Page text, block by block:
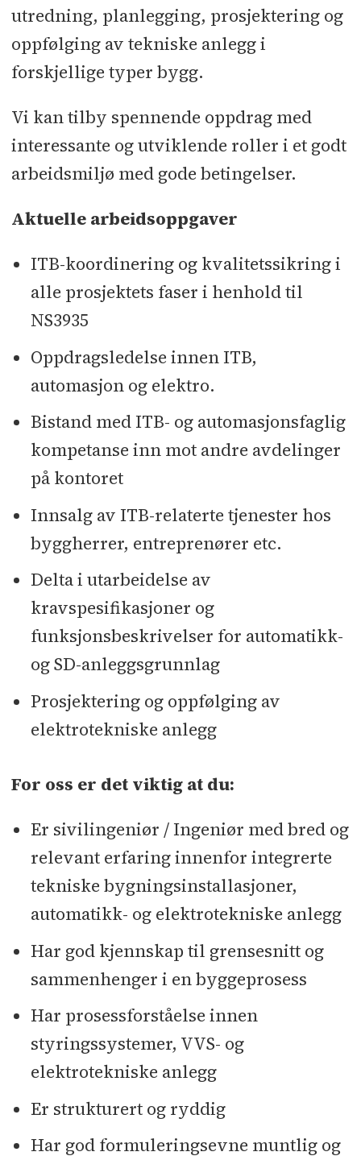
utredning, planlegging, prosjektering og
oppfølging av tekniske anlegg i
forskjellige typer bygg.
Vi kan tilby spennende oppdrag med
interessante og utviklende roller i et godt
arbeidsmiljø med gode betingelser.
Aktuelle arbeidsoppgaver
ITB-koordinering og kvalitetssikring i
alle prosjektets faser i henhold til
NS3935
Oppdragsledelse innen ITB,
automasjon og elektro.
Bistand med ITB- og automasjonsfaglig
kompetanse inn mot andre avdelinger
på kontoret
Innsalg av ITB-relaterte tjenester hos
byggherrer, entreprenører etc.
Delta i utarbeidelse av
kravspesifikasjoner og
funksjonsbeskrivelser for automatikk-
og SD-anleggsgrunnlag
Prosjektering og oppfølging av
elektrotekniske anlegg
For oss er det viktig at du:
Er sivilingeniør / Ingeniør med bred og
relevant erfaring innenfor integrerte
tekniske bygningsinstallasjoner,
automatikk- og elektrotekniske anlegg
Har god kjennskap til grensesnitt og
sammenhenger i en byggeprosess
Har prosessforståelse innen
styringssystemer, VVS- og
elektrotekniske anlegg
Er strukturert og ryddig
Har god formuleringsevne muntlig og